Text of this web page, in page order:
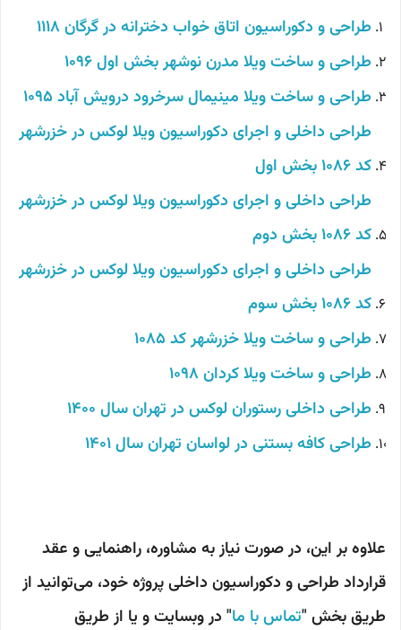
طراحی و دکوراسیون اتاق خواب دخترانه در گرگان 1118
طراحی و ساخت ویلا مدرن نوشهر بخش اول 1096
طراحی و ساخت ویلا مینیمال سرخرود درویش آباد 1095
طراحی داخلی و اجرای دکوراسیون ویلا لوکس در خزرشهر
کد 1086 بخش اول
طراحی داخلی و اجرای دکوراسیون ویلا لوکس در خزرشهر
کد 1086 بخش دوم
طراحی داخلی و اجرای دکوراسیون ویلا لوکس در خزرشهر
کد 1086 بخش سوم
طراحی و ساخت ویلا خزرشهر کد 1085
طراحی و ساخت ویلا کردان 1098
طراحی داخلی رستوران لوکس در تهران سال 1400
طراحی کافه بستنی در لواسان تهران سال 1401
علاوه بر این، در صورت نیاز به مشاوره، راهنمایی و عقد
قرارداد طراحی و دکوراسیون داخلی پروژه خود، می‌توانید از
طریق بخش "تماس با ما" در وبسایت و یا از طریق